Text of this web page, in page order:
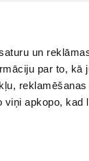
un
par to,
apkopo, kad